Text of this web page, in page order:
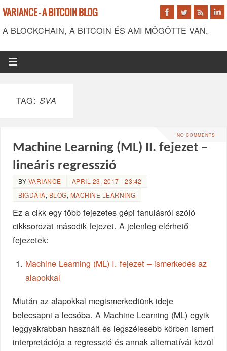
VARIANCE - A BITCOIN BLOG
A BLOCKCHAIN, A BITCOIN ÉS AMI MÖGÖTTE VAN.
TAG: SVA
NO COMMENTS
Machine Learning (ML) II. fejezet –
lineáris regresszió
BY VARIANCE
APRIL 23, 2017 - 23:42
BIGDATA, BLOG, MACHINE LEARNING
Ez a cikk egy több fejezetes gépi tanulásról szóló
cikksorozat második fejezet. A jelenleg elérhető
fejezetek:
Machine Learning (ML) I. fejezet – ismerkedés az
alapokkal
Miután az alapokkal megismerkedtünk ideje
belecsapni a lecsóba. A Machine Learning (ML) egyik
leggyakrabban használt és legszélesebb körben ismert
interpretációja a regresszió és annak alternatívái közül